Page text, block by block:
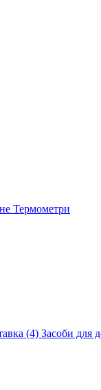
Термометри
(4) Засоби для